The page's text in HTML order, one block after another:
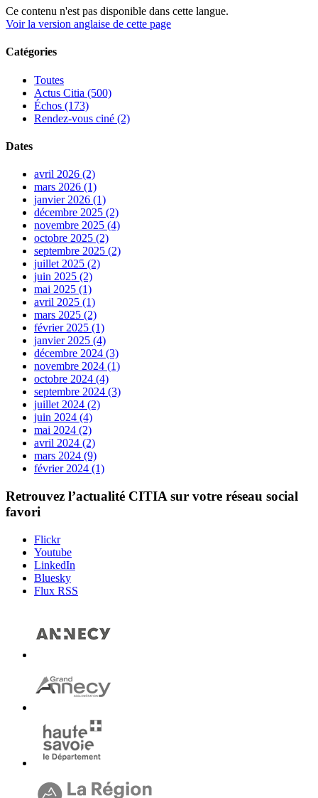
Ce contenu n'est pas disponible dans cette langue.
Voir la version anglaise de cette page
Catégories
Toutes
Actus Citia (500)
Échos (173)
Rendez-vous ciné (2)
Dates
avril 2026 (2)
mars 2026 (1)
janvier 2026 (1)
décembre 2025 (2)
novembre 2025 (4)
octobre 2025 (2)
septembre 2025 (2)
juillet 2025 (2)
juin 2025 (2)
mai 2025 (1)
avril 2025 (1)
mars 2025 (2)
février 2025 (1)
janvier 2025 (4)
décembre 2024 (3)
novembre 2024 (1)
octobre 2024 (4)
septembre 2024 (3)
juillet 2024 (2)
juin 2024 (4)
mai 2024 (2)
avril 2024 (2)
mars 2024 (9)
février 2024 (1)
Retrouvez l’actualité CITIA sur votre réseau social
favori
Flickr
Youtube
LinkedIn
Bluesky
Flux RSS